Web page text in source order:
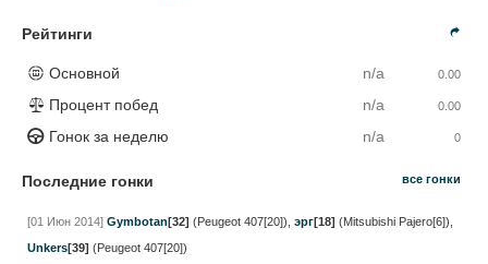
Рейтинги
Основной n/a 0.00
Процент побед n/a 0.00
Гонок за неделю n/a 0
Последние гонки все гонки
[01 Июн 2014] Gymbotan [32] (Peugeot 407[20]), эрг[18] (Mitsubishi Pajero[6]),
Unkers[39] (Peugeot 407[20])